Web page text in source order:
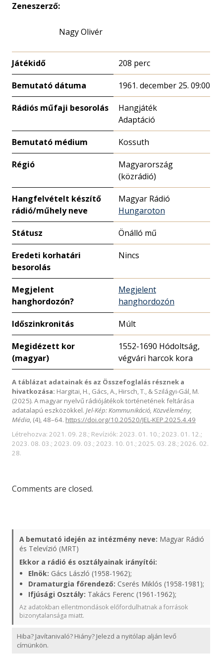
Zeneszerző:
Nagy Olivér
Játékidő 208 perc
Bemutató dátuma 1961. december 25. 09:00
Rádiós műfaji besorolás
Hangjáték
Adaptáció
Bemutató médium Kossuth
Régió
Magyarország
(közrádió)
Hangfelvételt készítő
rádió/műhely neve
Magyar Rádió
Hungaroton
Státusz Önálló mű
Eredeti korhatári
besorolás
Nincs
Megjelent
hanghordozón?
Megjelent
hanghordozón
Időszinkronitás Múlt
Megidézett kor
(magyar)
1552-1690 Hódoltság,
végvári harcok kora
A táblázat adatainak és az Összefoglalás résznek a
hivatkozása: Hargitai, H., Gács, A., Hirsch, T., & Szilágyi-Gál, M.
(2025). A magyar nyelvű rádiójátékok történetének feltárása
adatalapú eszközökkel. Jel-Kép: Kommunikáció, Közvélemény,
Média, (4), 48–64. https://doi.org/10.20520/JEL-KEP.2025.4.49
Létrehozva: 2021. 09. 28.; Revíziók: 2023. 01. 10.; 2023. 01. 12.;
2023. 08. 03.; 2023. 09. 03.; 2023. 10. 01.; 2025. 03. 28.; 2026. 02.
28.
Comments are closed.
A bemutató idején az intézmény neve: Magyar Rádió
és Televízió (MRT)
Ekkor a rádió és osztályainak irányítói:
Elnök: Gács László (1958-1962);
Dramaturgia főrendező: Cserés Miklós (1958-1981);
Ifjúsági Osztály: Takács Ferenc (1961-1962);
Az adatokban ellentmondások előfordulhatnak a források
bizonytalansága miatt.
Hiba? Javítanivaló? Hiány? Jelezd a nyitólap alján levő
címünkön.